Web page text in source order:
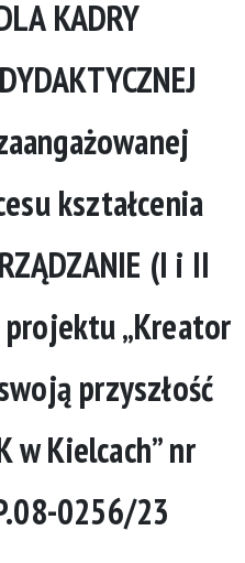
KADRY
kształcenia
(I i II
„Kreator
przyszłość
w Kielcach” nr
0256/23